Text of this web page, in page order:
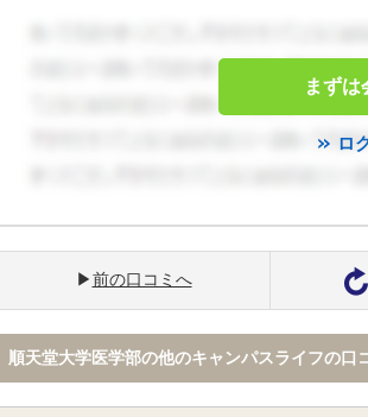
まずは
ロ
前の口コミへ
順天堂大学医学部の他のキャンパスライフの口